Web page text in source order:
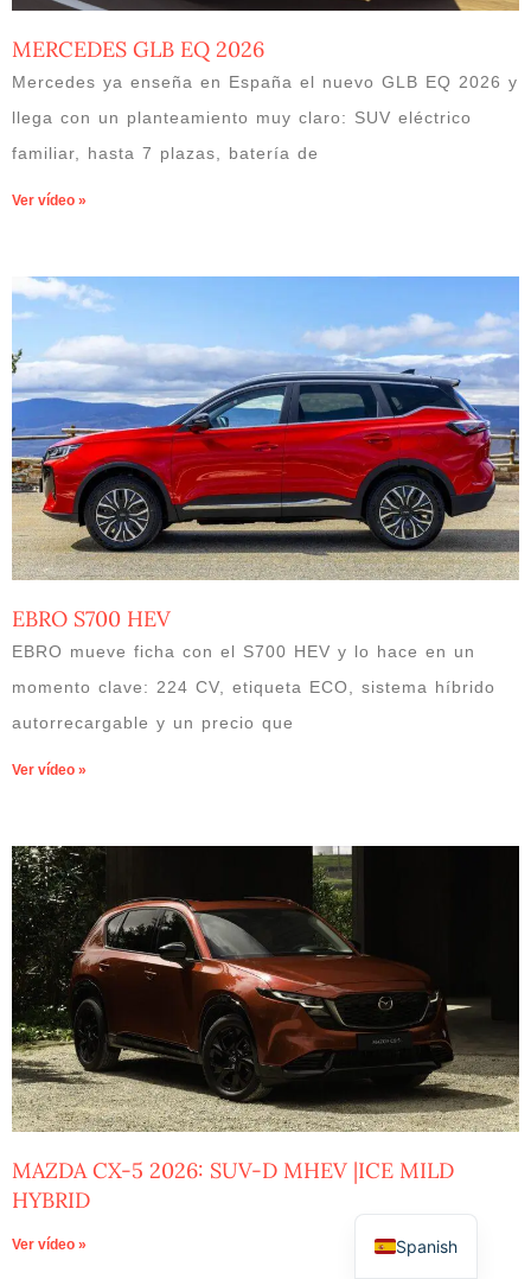
MERCEDES GLB EQ 2026
Mercedes ya enseña en España el nuevo GLB EQ 2026 y
llega con un planteamiento muy claro: SUV eléctrico
familiar, hasta 7 plazas, batería de
Ver vídeo »
EBRO S700 HEV
EBRO mueve ficha con el S700 HEV y lo hace en un
momento clave: 224 CV, etiqueta ECO, sistema híbrido
autorrecargable y un precio que
Ver vídeo »
MAZDA CX-5 2026: SUV-D MHEV |ICE MILD
HYBRID
Ver vídeo » Spanish